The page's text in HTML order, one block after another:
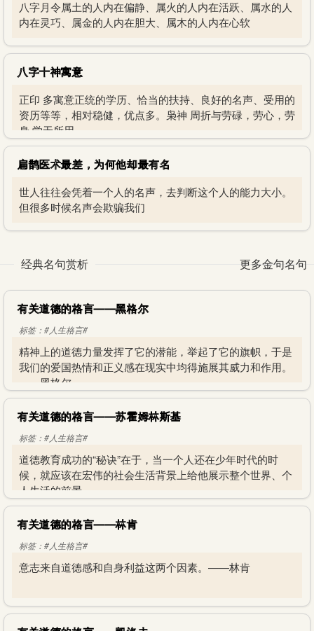
八字月令属土的人内在偏静、属火的人内在活跃、属水的人
内在灵巧、属金的人内在胆大、属木的人内在心软
八字十神寓意
正印 多寓意正统的学历、恰当的扶持、良好的名声、受用的
资历等等，相对稳健，优点多。枭神 周折与劳碌，劳心，劳
身 学无所用
扁鹊医术最差，为何他却最有名
世人往往会凭着一个人的名声，去判断这个人的能力大小。
但很多时候名声会欺骗我们
经典名句赏析 更多金句名句
有关道德的格言——黑格尔
标签：#人生格言#
精神上的道德力量发挥了它的潜能，举起了它的旗帜，于是
我们的爱国热情和正义感在现实中均得施展其威力和作用。
——黑格尔
有关道德的格言——苏霍姆林斯基
标签：#人生格言#
道德教育成功的“秘诀”在于，当一个人还在少年时代的时
候，就应该在宏伟的社会生活背景上给他展示整个世界、个
人生活的前景。—
有关道德的格言——林肯
标签：#人生格言#
意志来自道德感和自身利益这两个因素。——林肯